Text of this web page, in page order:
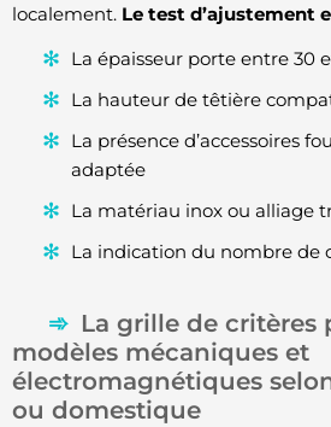
localement. Le test d’ajustement
La épaisseur porte entre 30
La hauteur de têtière
La présence d’accessoires
adaptée
La matériau inox ou alliage
La indication du nombre de
La grille de critères
modèles mécaniques et
électromagnétiques
ou domestique